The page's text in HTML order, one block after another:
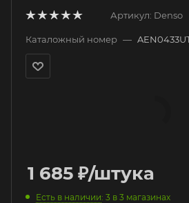
Артикул: Denso
Каталожный номер —
1 685 ₽/штука
Есть в наличии: 3 в 3 магазинах